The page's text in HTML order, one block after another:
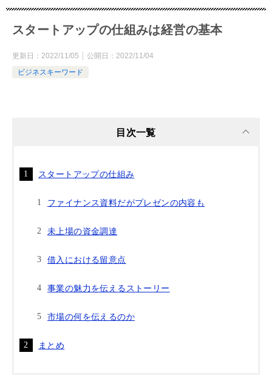
スタートアップの仕組みは経営の基本
更新日： 2022/11/05 公開日： 2022/11/04
ビジネスキーワード
目次一覧
スタートアップの仕組み
ファイナンス資料だがプレゼンの内容も
未上場の資金調達
借入における留意点
事業の魅力を伝えるストーリー
市場の何を伝えるのか
まとめ